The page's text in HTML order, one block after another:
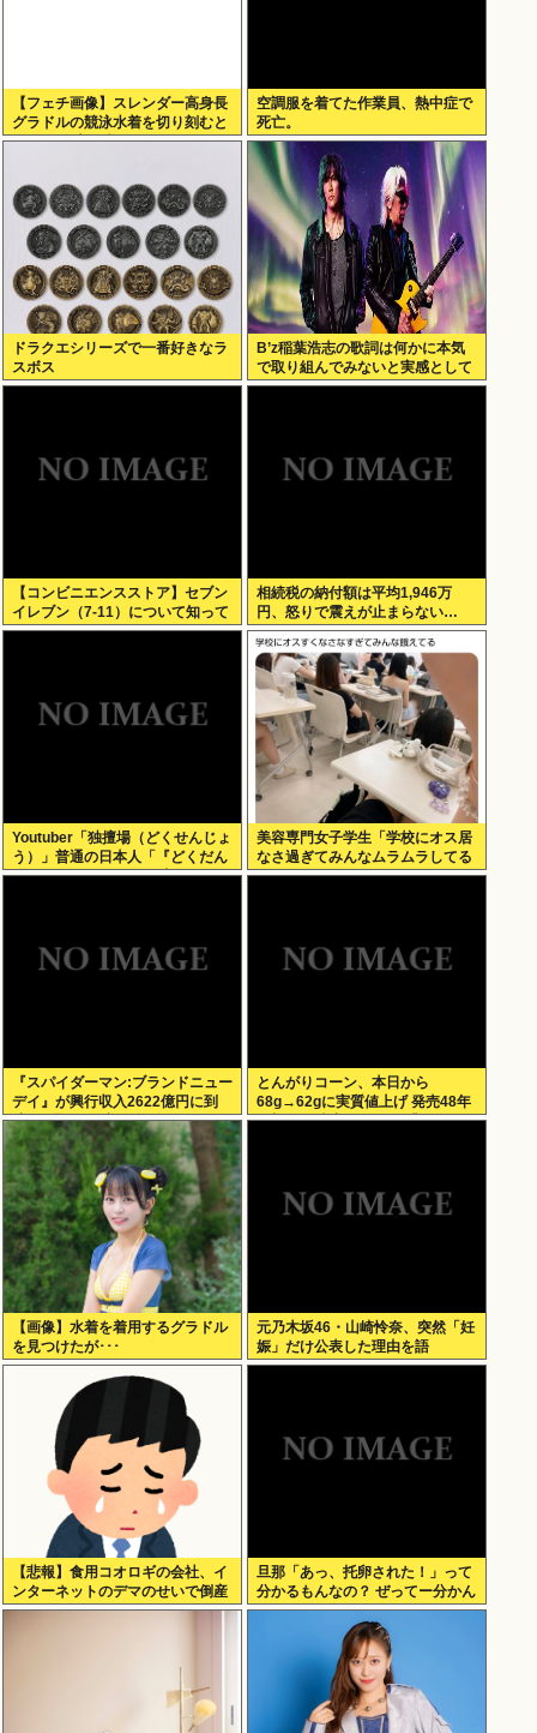
【フェチ画像】スレンダー高身長
グラドルの競泳水着を切り刻むと
ヌルヌル 大開脚×マッサージ
空調服を着てた作業員、熱中症で
死亡。
ドラクエシリーズで一番好きなラ
スボス
B’z稲葉浩志の歌詞は何かに本気
で取り組んでみないと実感として
わからない
【コンビニエンスストア】セブン
イレブン（7-11）について知って
いること
相続税の納付額は平均1,946万
円、怒りで震えが止まらない…
Youtuber「独擅場（どくせんじょ
う）」普通の日本人「『どくだん
じょう』ね もしかして中国人？」
美容専門女子学生「学校にオス居
なさ過ぎてみんなムラムラしてる
」
『スパイダーマン:ブランドニュー
デイ』が興行収入2622億円に到
達！2週目も好調に推移へ
とんがりコーン、本日から
68g→62gに実質値上げ 発売48年
で初の箱縮小 メーカー「CO2も
【画像】水着を着用するグラドル
を見つけたが･･･
元乃木坂46・山崎怜奈、突然「妊
娠」だけ公表した理由を語
る！！！
【悲報】食用コオロギの会社、イ
ンターネットのデマのせいで倒産
へ
旦那「あっ、托卵された！」って
分かるもんなの？ ぜってー分かん
ないだろ。